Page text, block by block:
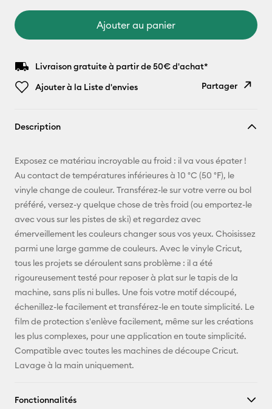
Ajouter au panier
Livraison gratuite à partir de 50€ d'achat*
Ajouter à la Liste d'envies
Partager
E-mail
Description
Exposez ce matériau incroyable au froid : il va vous épater !
Au contact de températures inférieures à 10 °C (50 °F), le
vinyle change de couleur. Transférez-le sur votre verre ou bol
préféré, versez-y quelque chose de très froid (ou emportez-le
avec vous sur les pistes de ski) et regardez avec
émerveillement les couleurs changer sous vos yeux. Choisissez
parmi une large gamme de couleurs. Avec le vinyle Cricut,
tous les projets se déroulent sans problème : il a été
rigoureusement testé pour reposer à plat sur le tapis de la
machine, sans plis ni bulles. Une fois votre motif découpé,
échenillez-le facilement et transférez-le en toute simplicité. Le
film de protection s'enlève facilement, même sur les créations
les plus complexes, pour une application en toute simplicité.
Compatible avec toutes les machines de découpe Cricut.
Lavage à la main uniquement.
Fonctionnalités